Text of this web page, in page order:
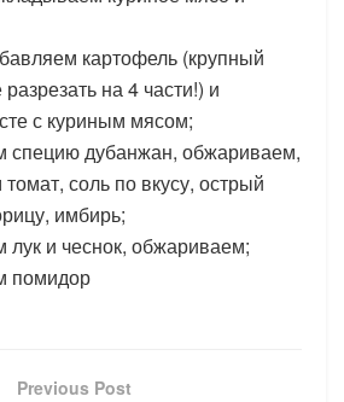
картофель (крупный
на 4 части!) и
с куриным мясом;
специю дубанжан, обжариваем,
соль по вкусу, острый
имбирь;
и чеснок, обжариваем;
помидор
Previous Post